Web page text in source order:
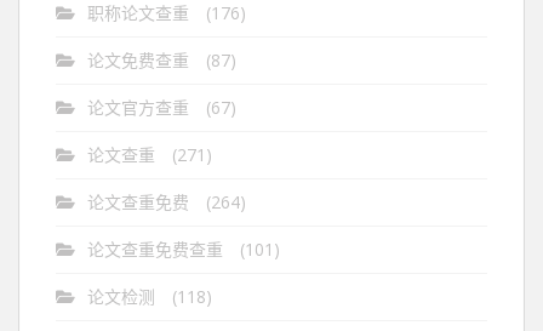
职称论文查重 (176)
论文免费查重 (87)
论文官方查重 (67)
论文查重 (271)
论文查重免费 (264)
论文查重免费查重 (101)
论文检测 (118)